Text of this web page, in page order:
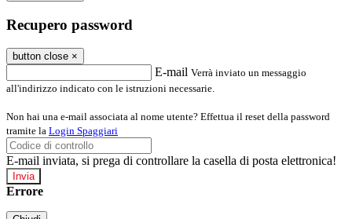
Recupero password
button close ×
E-mail Verrà inviato un messaggio
all'indirizzo indicato con le istruzioni necessarie.
Non hai una e-mail associata al nome utente? Effettua il reset della password
tramite la Login Spaggiari
E-mail inviata, si prega di controllare la casella di posta elettronica!
Errore